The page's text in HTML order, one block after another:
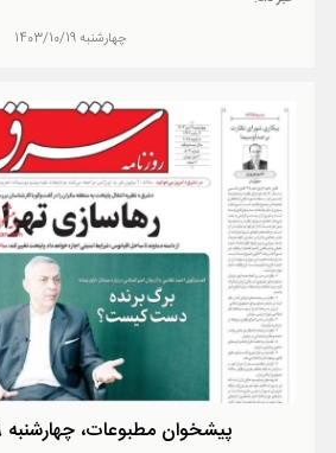
چهارشنبه 1403/10/19
پیشخوان مطبوعات، چهارشنبه 19 دی 1403